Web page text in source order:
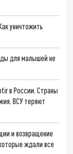
уничтожить
для малышей не
в России. Страны
ВСУ теряют
и возвращение
ждали все